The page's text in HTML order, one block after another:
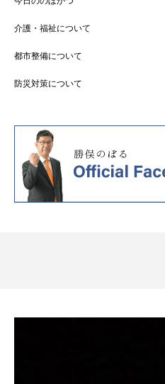
介護・福祉について
都市整備について
防災対策について